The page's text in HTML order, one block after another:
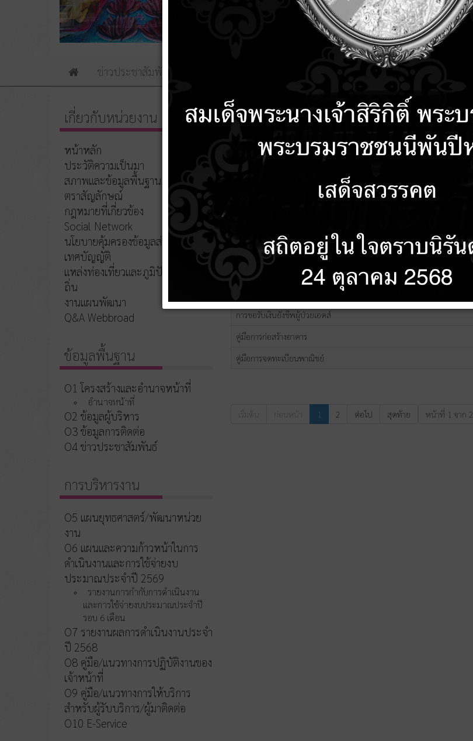
ข่าวประชาสัมพันธ์ ติดต่อเรา
คู่มือสำหรับประชาชน การขออนุญาตดัดแปลงอาคารตามมาตรา 21
คู่มือสำหรับประชาชน การรับชำระภาษีป้าย
คู่มือการขออนุญาตก่อสร้างอาคารตามมาตรา 21
คู่มือการรับแจ้งการย้ายออก
การขอรับเงินยังชีพผู้ป่วยเอดส์
คู่มือการก่อสร้างอาคาร
คู่มือการจดทะเบียนพาณิชย์
หน้าที่ 1 จาก 2
เริ่มต้น ก่อนหน้า 1 2 ต่อไป สุดท้าย
เกี่ยวกับหน่วยงาน
หน้าหลัก
ประวัติความเป็นมา
สภาพและข้อมูลพื้นฐาน
ตราสัญลักษณ์
กฎหมายที่เกี่ยวข้อง
Social Network
นโยบายคุ้มครองข้อมูลส่วนบุคคล
เทศบัญญัติ
แหล่งท่องเที่ยวและภูมิปัญญาท้อง
ถิ่น
งานแผนพัฒนา
Q&A Webbroad
ข้อมูลพื้นฐาน
O1 โครงสร้างและอำนาจหน้าที่
อำนาจหน้าที่
O2 ข้อมูลผู้บริหาร
O3 ข้อมูลการติดต่อ
O4 ข่าวประชาสัมพันธ์
การบริหารงาน
O5 แผนยุทธศาสตร์/พัฒนาหน่วย
งาน
O6 แผนและความก้าวหน้าในการ
ดำเนินงานและการใช้จ่ายงบ
ประมาณประจำปี 2569
รายงานการกำกับการดำเนินงาน
และการใช้จ่ายงบประมาณประจำปี
รอบ 6 เดือน
O7 รายงานผลการดำเนินงานประจำ
ปี 2568
O8 คู่มือ/แนวทางการปฏิบัติงานของ
เจ้าหน้าที่
O9 คู่มือ/แนวทางการให้บริการ
สำหรับผู้รับบริการ/ผู้มาติดต่อ
O10 E-Service